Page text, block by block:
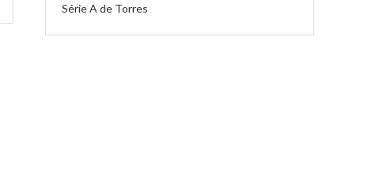
Série A de Torres